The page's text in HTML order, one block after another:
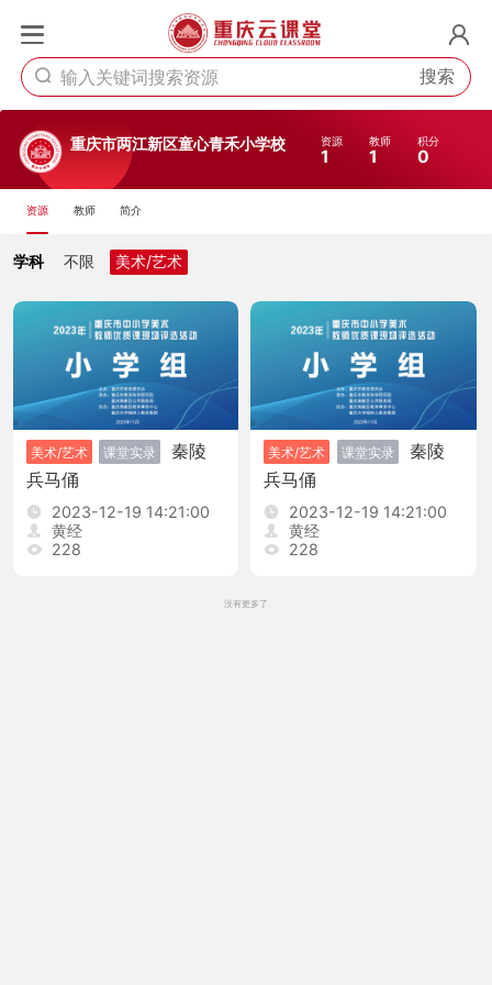
搜索
重庆市两江新区童心青禾小学校 资源
1
教师
1
积分
0
资源 教师 简介
学科 不限 美术/艺术
美术/艺术 课堂实录
秦陵
兵马俑
2023-12-19 14:21:00
黄经
228
美术/艺术 课堂实录
秦陵
兵马俑
2023-12-19 14:21:00
黄经
228
没有更多了